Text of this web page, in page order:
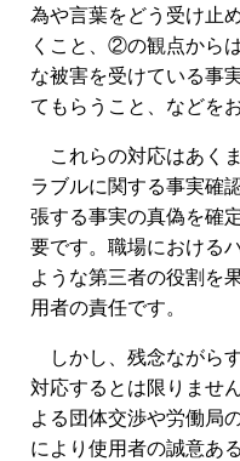
為や言葉をどう受け止
くこと、②の観点から
な被害を受けている事
てもらうこと、などを
これらの対応はあく
ラブルに関する事実確
張する事実の真偽を確
要です。職場における
ような第三者の役割を
用者の責任です。
しかし、残念ながら
対応するとは限りませ
よる団体交渉や労働局
により使用者の誠意あ